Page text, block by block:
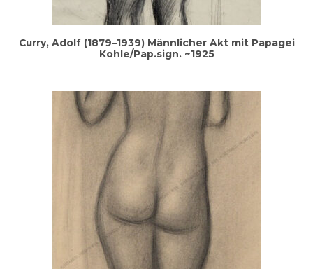
Cur­ry, Adolf (1879–1939) Männ­li­cher Akt mit Papa­gei
Kohle/Pap.sign. ~1925